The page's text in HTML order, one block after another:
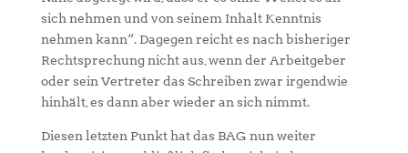
sich nehmen und von seinem Inhalt Kenntnis
nehmen kann“. Dagegen reicht es nach bisheriger
Rechtsprechung nicht aus, wenn der Arbeitgeber
oder sein Vertreter das Schreiben zwar irgendwie
hinhält, es dann aber wieder an sich nimmt.
Diesen letzten Punkt hat das BAG nun weiter